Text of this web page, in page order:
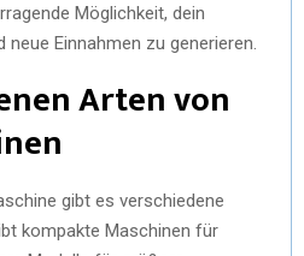
Möglichkeit, dein
Einnahmen zu generieren.
Arten von
gibt es verschiedene
kompakte Maschinen für